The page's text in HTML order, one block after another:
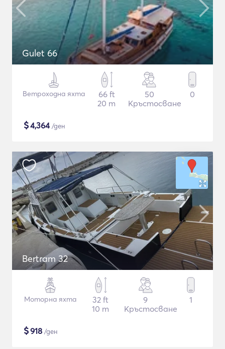
Gulet 66
Ветроходна яхта
66 ft
20 m
50
Кръстосване
0
$4,364/ден
Bertram 32
Моторна яхта
32 ft
10 m
9
Кръстосване
1
$918 /ден